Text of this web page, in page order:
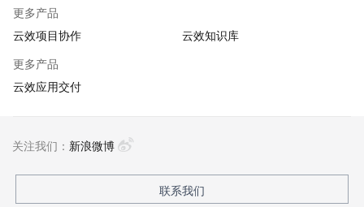
更多产品
云效项目协作
云效知识库
更多产品
云效应用交付
关注我们： 新浪微博
联系我们